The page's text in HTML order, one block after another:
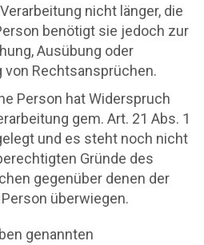
nicht länger, die
benötigt sie jedoch zur
Ausübung oder
von Rechtsansprüchen.
Person hat Widerspruch
gem. Art. 21 Abs. 1
und es steht noch nicht
Gründe des
gegenüber denen der
überwiegen.
genannten